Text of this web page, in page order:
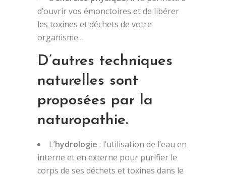
d’ouvrir vos émonctoires et de libérer
les toxines et déchets de votre
organisme…
D’autres techniques
naturelles sont
proposées par la
naturopathie.
L’hydrologie : l’utilisation de l’eau en
interne et en externe pour purifier le
corps de ses déchets et toxines dans le